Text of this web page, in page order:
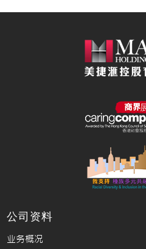
公司资料
业务概况